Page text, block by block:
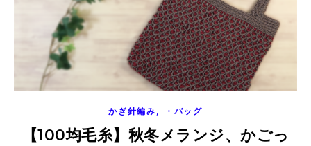
かぎ針編み, ・バッグ
【100均毛糸】秋冬メランジ、かごっ